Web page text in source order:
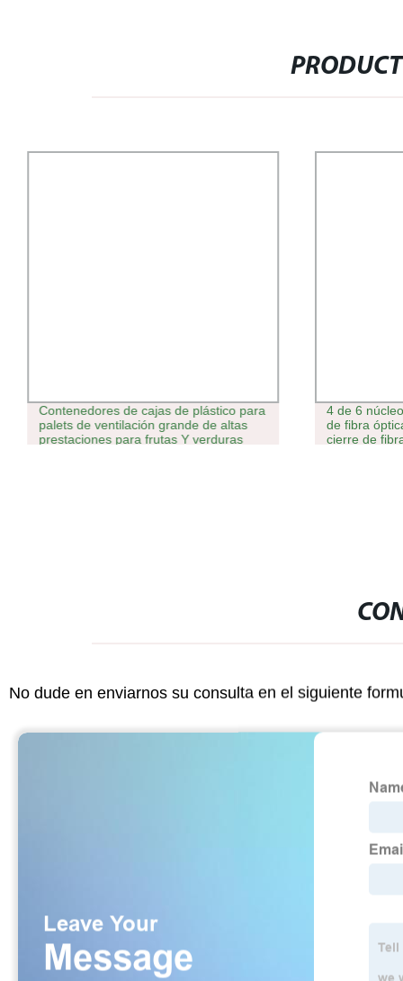
Contenedores de cajas de plástico para
palets de ventilación grande de altas
prestaciones para frutas Y verduras
4 de 6
de fibra
cierre de
No dude en enviarnos su consulta en el siguiente